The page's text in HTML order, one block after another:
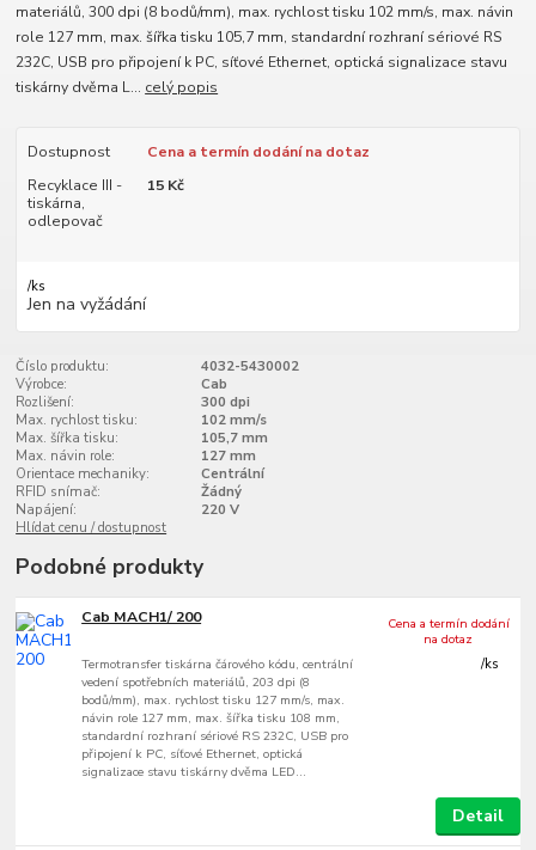
materiálů, 300 dpi (8 bodů/mm), max. rychlost tisku 102 mm/s, max. návin
role 127 mm, max. šířka tisku 105,7 mm, standardní rozhraní sériové RS
232C, USB pro připojení k PC, síťové Ethernet, optická signalizace stavu
tiskárny dvěma L... celý popis
Dostupnost
Cena a termín dodání na dotaz
Recyklace III -
tiskárna,
odlepovač
15 Kč
/ks
Jen na vyžádání
Číslo produktu:
4032-5430002
Výrobce:
Cab
Rozlišení:
300 dpi
Max. rychlost tisku:
102 mm/s
Max. šířka tisku:
105,7 mm
Max. návin role:
127 mm
Orientace mechaniky:
Centrální
RFID snímač:
Žádný
Napájení:
220 V
Hlídat cenu / dostupnost
Podobné produkty
Cab MACH1/ 200
Termotransfer tiskárna čárového kódu, centrální
vedení spotřebních materiálů, 203 dpi (8
bodů/mm), max. rychlost tisku 127 mm/s, max.
návin role 127 mm, max. šířka tisku 108 mm,
standardní rozhraní sériové RS 232C, USB pro
připojení k PC, síťové Ethernet, optická
signalizace stavu tiskárny dvěma LED...
/ks
Cena a termín dodání
na dotaz
Detail